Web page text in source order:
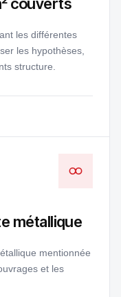
les différentes
les hypothèses,
structure.
métallique
mentionnée
et les